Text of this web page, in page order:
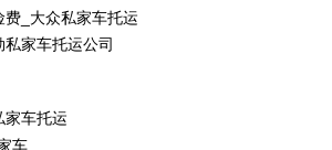
费_大众私家车托运
家车托运公司
家车托运
车